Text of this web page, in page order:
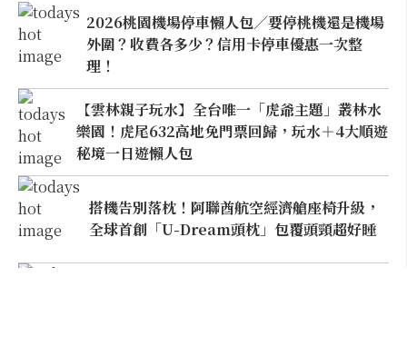
2026桃園機場停車懶人包／要停桃機還是機場
外圍？收費各多少？信用卡停車優惠一次整
理！
【雲林親子玩水】全台唯一「虎爺主題」叢林水
樂園！虎尾632高地免門票回歸，玩水＋4大順遊
秘境一日遊懶人包
搭機告別落枕！阿聯酋航空經濟艙座椅升級，
全球首創「U-Dream頭枕」包覆頭頸超好睡